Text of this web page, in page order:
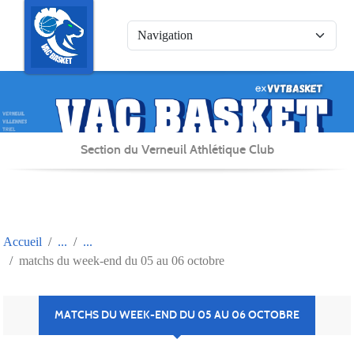
Section du Verneuil Athlétique Club
Accueil
matchs du week-end du 05 au 06 octobre
MATCHS DU WEEK-END DU 05 AU 06 OCTOBRE
Panneau de gestion des cookies